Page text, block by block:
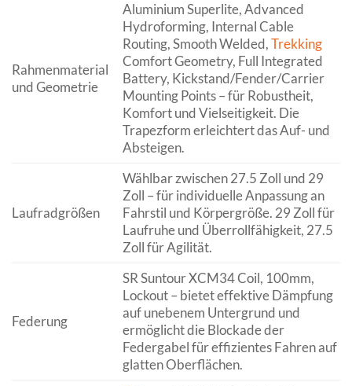
Rahmenmaterial
und Geometrie
Aluminium Superlite, Advanced
Hydroforming, Internal Cable
Routing, Smooth Welded,Trekking
Comfort Geometry, Full Integrated
Battery, Kickstand/Fender/Carrier
Mounting Points – für Robustheit,
Komfort und Vielseitigkeit. Die
Trapezform erleichtert das Auf- und
Absteigen.
Laufradgrößen
Wählbar zwischen 27.5 Zoll und 29
Zoll – für individuelle Anpassung an
Fahrstil und Körpergröße. 29 Zoll für
Laufruhe und Überrollfähigkeit, 27.5
Zoll für Agilität.
Federung
SR Suntour XCM34 Coil, 100mm,
Lockout – bietet effektive Dämpfung
auf unebenem Untergrund und
ermöglicht die Blockade der
Federgabel für effizientes Fahren auf
glatten Oberflächen.